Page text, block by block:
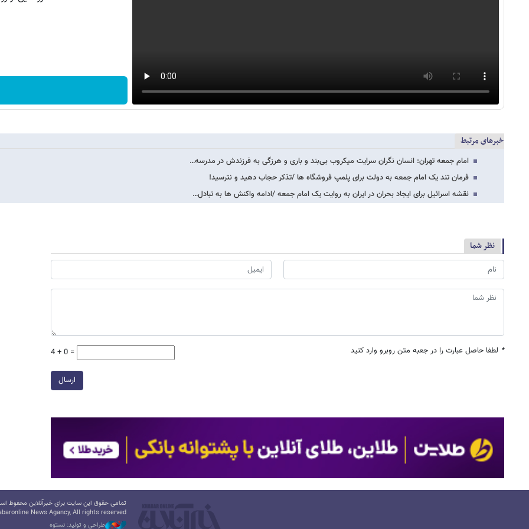
خبرهای مرتبط
امام جمعه تهران: انسان نگران سرایت میکروب بی‌بند و باری و هرزگی به فرزندش در مدرسه…
فرمان تند یک امام جمعه به دولت برای پلمپ فروشگاه ها /تذکر حجاب دهید و نترسید!
نقشه اسرائیل برای ایجاد بحران در ایران به روایت یک امام جمعه /ادامه واکنش ها به تبادل…
نظر شما
* لطفا حاصل عبارت را در جعبه متن روبرو وارد کنید 4 + 0 =
ارسال
تمامی حقوق این سایت برای خبرآنلاین محفوظ
News Agancy, All rights reserved
طراحی و تولید: نستوه